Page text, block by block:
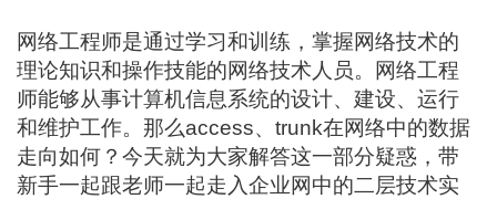
网络工程师是通过学习和训练，掌握网络技术的
理论知识和操作技能的网络技术人员。网络工程
师能够从事计算机信息系统的设计、建设、运行
和维护工作。那么access、trunk在网络中的数据
走向如何？今天就为大家解答这一部分疑惑，带
新手一起跟老师一起走入企业网中的二层技术实